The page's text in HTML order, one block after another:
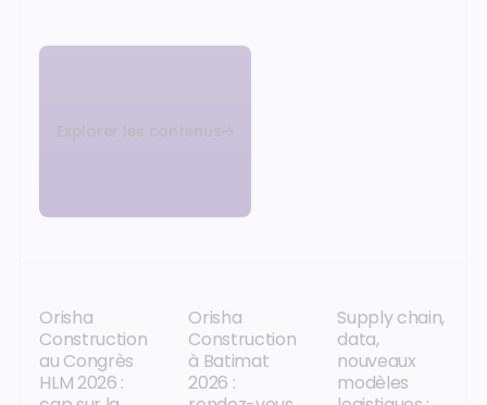
Explorer les contenus
Orisha
Construction
au Congrès
HLM 2026 :
Orisha
Construction
à Batimat
2026 :
Supply chain,
data,
nouveaux
modèles